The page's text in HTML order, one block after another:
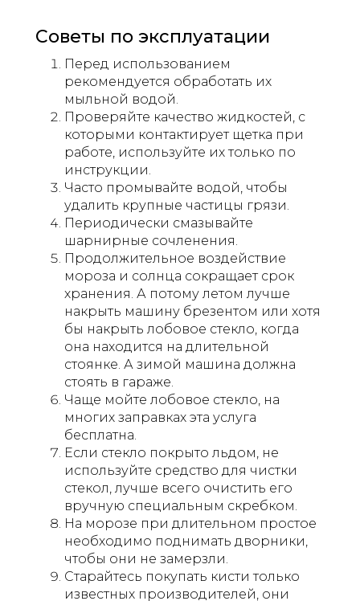
Советы по эксплуатации
Перед использованием
рекомендуется обработать их
мыльной водой.
Проверяйте качество жидкостей, с
которыми контактирует щетка при
работе, используйте их только по
инструкции.
Часто промывайте водой, чтобы
удалить крупные частицы грязи.
Периодически смазывайте
шарнирные сочленения.
Продолжительное воздействие
мороза и солнца сокращает срок
хранения. А потому летом лучше
накрыть машину брезентом или хотя
бы накрыть лобовое стекло, когда
она находится на длительной
стоянке. А зимой машина должна
стоять в гараже.
Чаще мойте лобовое стекло, на
многих заправках эта услуга
бесплатна.
Если стекло покрыто льдом, не
используйте средство для чистки
стекол, лучше всего очистить его
вручную специальным скребком.
На морозе при длительном простое
необходимо поднимать дворники,
чтобы они не замерзли.
Старайтесь покупать кисти только
известных производителей, они